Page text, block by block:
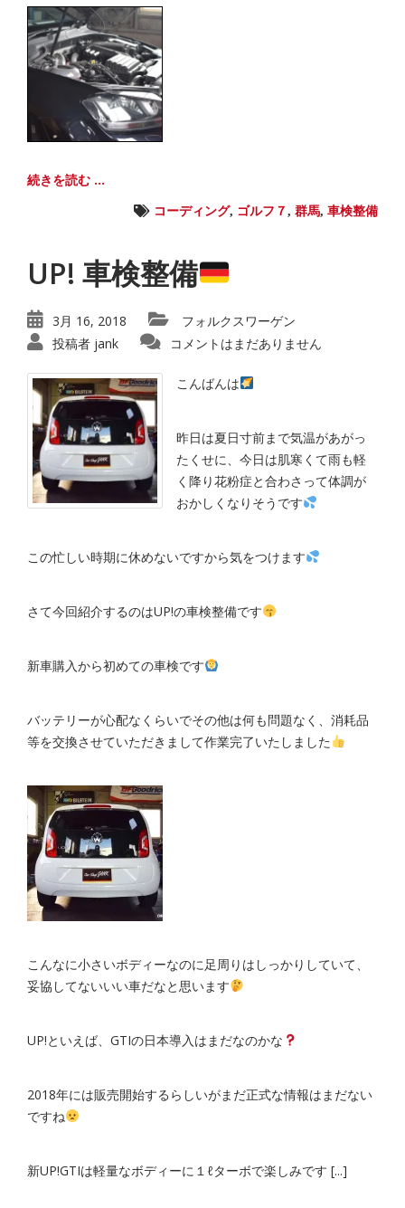
続きを読む ...
コーディング, ゴルフ７ , 群馬, 車検整備
UP! 車検整備
3月 16, 2018
フォルクスワーゲン
投稿者 jank コメントはまだありません
こんばんは
昨日は夏日寸前まで気温があがっ
たくせに、今日は肌寒くて雨も軽
く降り花粉症と合わさって体調が
おかしくなりそうです
この忙しい時期に休めないですから気をつけます
さて今回紹介するのはUP!の車検整備です
新車購入から初めての車検です
バッテリーが心配なくらいでその他は何も問題なく、消耗品
等を交換させていただきまして作業完了いたしました
こんなに小さいボディーなのに足周りはしっかりしていて、
妥協してないいい車だなと思います
UP!といえば、GTIの日本導入はまだなのかな
2018年には販売開始するらしいがまだ正式な情報はまだない
ですね
新UP!GTIは軽量なボディーに１ℓターボで楽しみです [...]